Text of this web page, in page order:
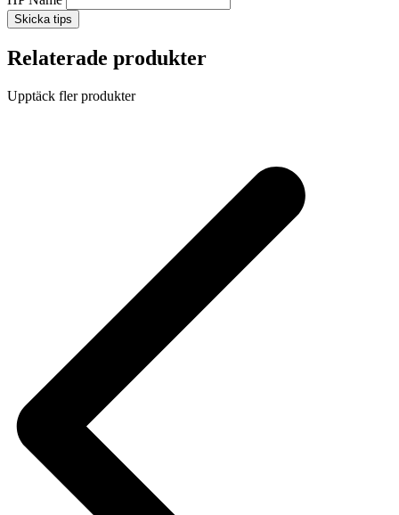
Skicka tips
Relaterade produkter
Upptäck fler produkter